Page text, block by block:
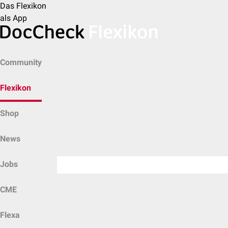
Das Flexikon
als App
Community
Flexikon
Shop
News
Jobs
CME
Flexa